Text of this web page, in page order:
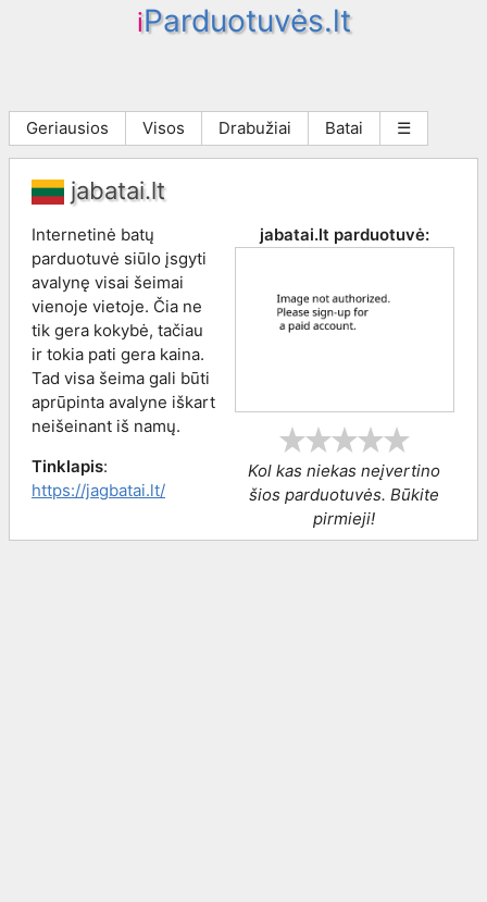
iParduotuvės.lt
Geriausios Visos Drabužiai Batai ☰
jabatai.lt
jabatai.lt parduotuvė:
Kol kas niekas neįvertino
šios parduotuvės. Būkite
pirmieji!
Internetinė batų
parduotuvė siūlo įsgyti
avalynę visai šeimai
vienoje vietoje. Čia ne
tik gera kokybė, tačiau
ir tokia pati gera kaina.
Tad visa šeima gali būti
aprūpinta avalyne iškart
neišeinant iš namų.
Tinklapis:
https://jagbatai.lt/